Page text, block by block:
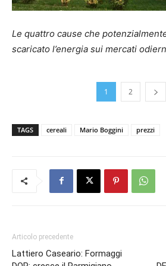
Le quattro cause che
scaricato l’energia sui mercati
1 2
TAGS cereali Mario Boggini prezzi
Articolo precedente
Lattiero Caseario: Formaggi